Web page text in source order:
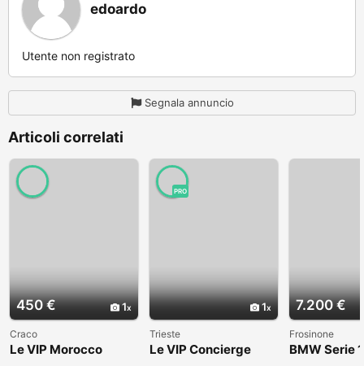
edoardo
Utente non registrato
Segnala annuncio
Articoli correlati
450 € 1
Craco
Le VIP Morocco
1
PRO
Trieste
Le VIP Concierge
7.200 €
Frosinone
BMW Serie